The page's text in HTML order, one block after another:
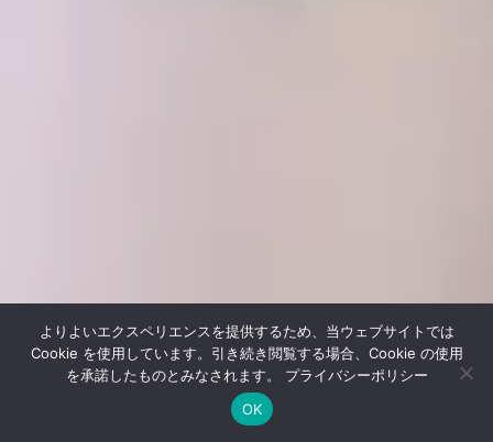
よりよいエクスペリエンスを提供するため、当ウェブサイトでは
Cookie を使用しています。引き続き閲覧する場合、Cookie の使用
を承諾したものとみなされます。 プライバシーポリシー
OK